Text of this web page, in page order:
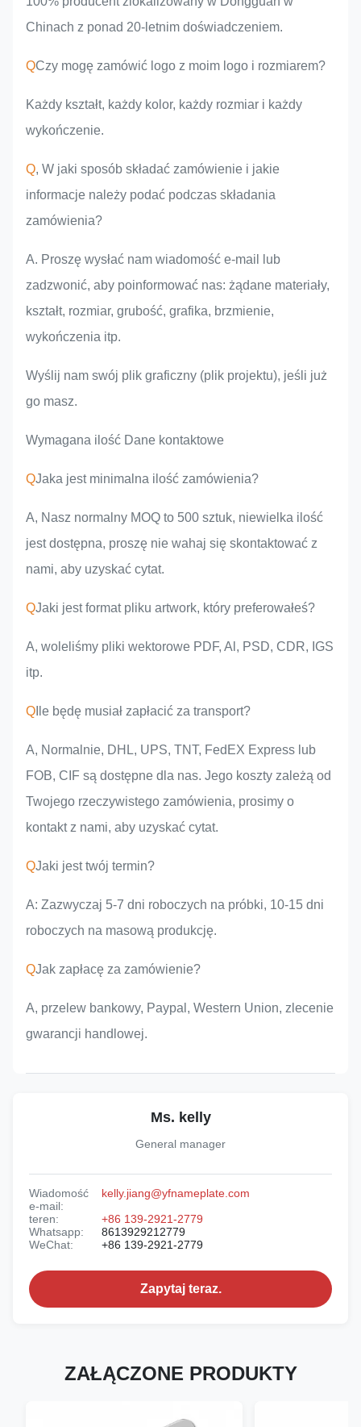
Chinach z ponad 20-letnim doświadczeniem.
QCzy mogę zamówić logo z moim logo i rozmiarem?
Każdy kształt, każdy kolor, każdy rozmiar i każdy
wykończenie.
Q, W jaki sposób składać zamówienie i jakie
informacje należy podać podczas składania
zamówienia?
A. Proszę wysłać nam wiadomość e-mail lub
zadzwonić, aby poinformować nas: żądane materiały,
kształt, rozmiar, grubość, grafika, brzmienie,
wykończenia itp.
Wyślij nam swój plik graficzny (plik projektu), jeśli już
go masz.
Wymagana ilość Dane kontaktowe
QJaka jest minimalna ilość zamówienia?
A, Nasz normalny MOQ to 500 sztuk, niewielka ilość
jest dostępna, proszę nie wahaj się skontaktować z
nami, aby uzyskać cytat.
QJaki jest format pliku artwork, który preferowałeś?
A, woleliśmy pliki wektorowe PDF, Al, PSD, CDR, IGS
itp.
Q Ile będę musiał zapłacić za transport?
A, Normalnie, DHL, UPS, TNT, FedEX Express lub
FOB, CIF są dostępne dla nas. Jego koszty zależą od
Twojego rzeczywistego zamówienia, prosimy o
kontakt z nami, aby uzyskać cytat.
QJaki jest twój termin?
A: Zazwyczaj 5-7 dni roboczych na próbki, 10-15 dni
roboczych na masową produkcję.
QJak zapłacę za zamówienie?
A, przelew bankowy, Paypal, Western Union, zlecenie
gwarancji handlowej.
Ms. kelly
General manager
Wiadomość
e-mail:
kelly.jiang@yfnameplate.com
teren:
+86 139-2921-2779
Whatsapp:
8613929212779
WeChat:
+86 139-2921-2779
Zapytaj teraz.
ZAŁĄCZONE PRODUKTY